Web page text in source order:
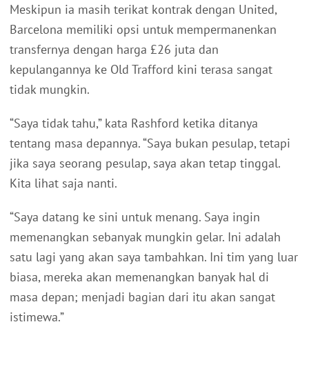
Meskipun ia masih terikat kontrak dengan United,
Barcelona memiliki opsi untuk mempermanenkan
transfernya dengan harga £26 juta dan
kepulangannya ke Old Trafford kini terasa sangat
tidak mungkin.
“Saya tidak tahu,” kata Rashford ketika ditanya
tentang masa depannya. “Saya bukan pesulap, tetapi
jika saya seorang pesulap, saya akan tetap tinggal.
Kita lihat saja nanti.
“Saya datang ke sini untuk menang. Saya ingin
memenangkan sebanyak mungkin gelar. Ini adalah
satu lagi yang akan saya tambahkan. Ini tim yang luar
biasa, mereka akan memenangkan banyak hal di
masa depan; menjadi bagian dari itu akan sangat
istimewa.”